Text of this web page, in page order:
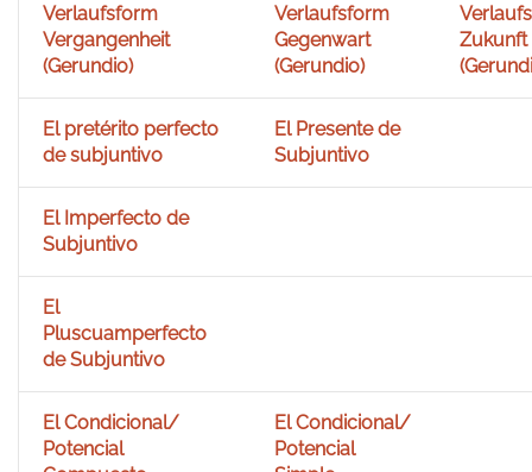
Verlaufsform
Vergangenheit
(Gerundio)
Verlaufsform
Gegenwart
(Gerundio)
Zukunft
El pretérito perfecto
de subjuntivo
El Presente de
Subjuntivo
El Imperfecto de
Subjuntivo
El
Pluscuamperfecto
de Subjuntivo
El Condicional/
Potencial
El Condicional/
Potencial